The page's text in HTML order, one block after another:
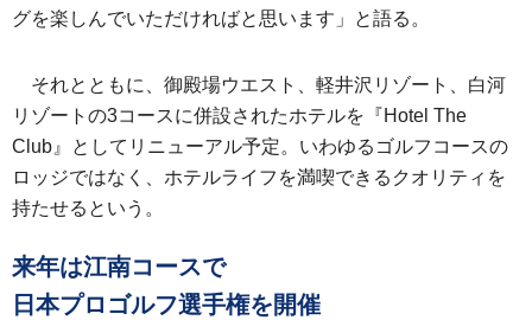
グを楽しんでいただければと思います」と語る。
それとともに、御殿場ウエスト、軽井沢リゾート、白河
リゾートの3コースに併設されたホテルを『Hotel The
Club』としてリニューアル予定。いわゆるゴルフコースの
ロッジではなく、ホテルライフを満喫できるクオリティを
持たせるという。
来年は江南コースで
日本プロゴルフ選手権を開催